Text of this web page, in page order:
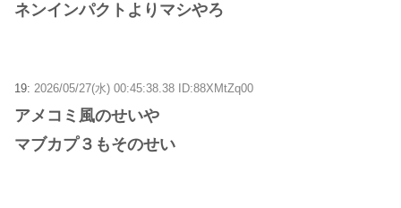
ネンインパクトよりマシやろ
19: 2026/05/27(水) 00:45:38.38 ID:88XMtZq00
アメコミ風のせいや
マブカプ３もそのせい